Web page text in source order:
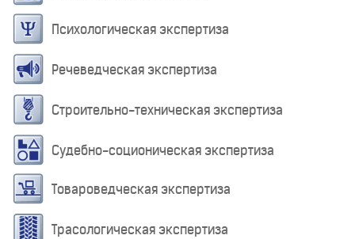
Психологическая экспертиза
Речеведческая экспертиза
Строительно-техническая экспертиза
Судебно-соционическая экспертиза
Товароведческая экспертиза
Трасологическая экспертиза